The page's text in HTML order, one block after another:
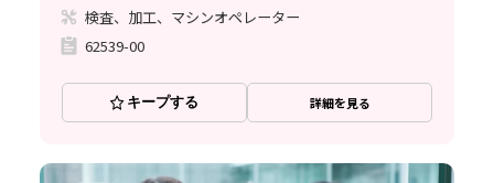
検査、加工、マシンオペレーター
62539-00
キープする 詳細を見る